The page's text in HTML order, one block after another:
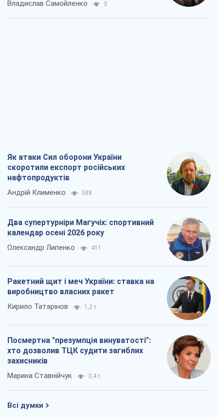
Владислав Самойленко 3
Як атаки Сил оборони України
скоротили експорт російських
нафтопродуктів
Андрій Клименко 588
Два супертурніри Магучіх: спортивний
календар осені 2026 року
Олександр Липенко 411
Ракетний щит і меч України: ставка на
виробництво власних ракет
Кирило Татарінов 1,2 т.
Посмертна "презумпція винуватості":
хто дозволив ТЦК судити загиблих
захисників
Марина Ставнійчук 3,4 т.
Всі думки